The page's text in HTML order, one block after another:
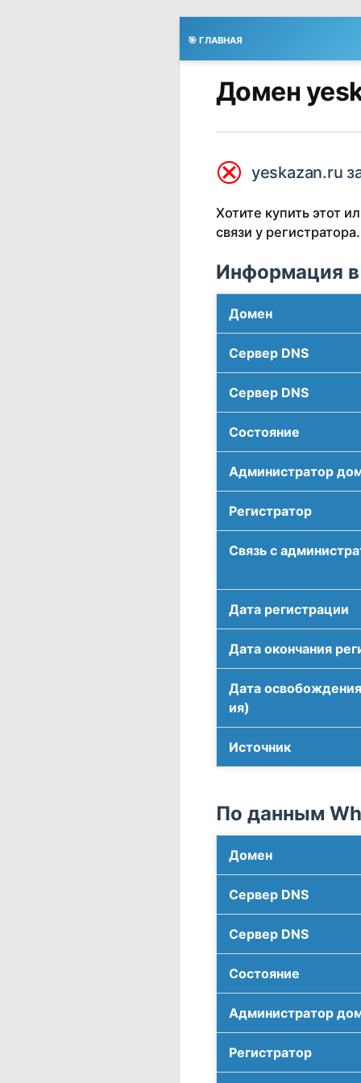
🎯 ГЛАВНАЯ
Домен
⮿ yeskazan.ru
Хотите купить этот
связи у регистратора.
Информация в
Домен
Сервер DNS
Сервер DNS
Соcтояние
Администратор
Регистратор
Связь с
Дата регистрации
Дата окончания
Дата
ия)
Источник
По данным
Домен
Сервер DNS
Сервер DNS
Соcтояние
Администратор
Регистратор